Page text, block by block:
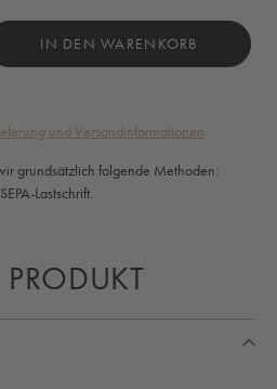
den gewünschten Wert ein
IN DEN WARENKORB
und Versandinformationen
grundsätzlich folgende Methoden:
Lastschrift.